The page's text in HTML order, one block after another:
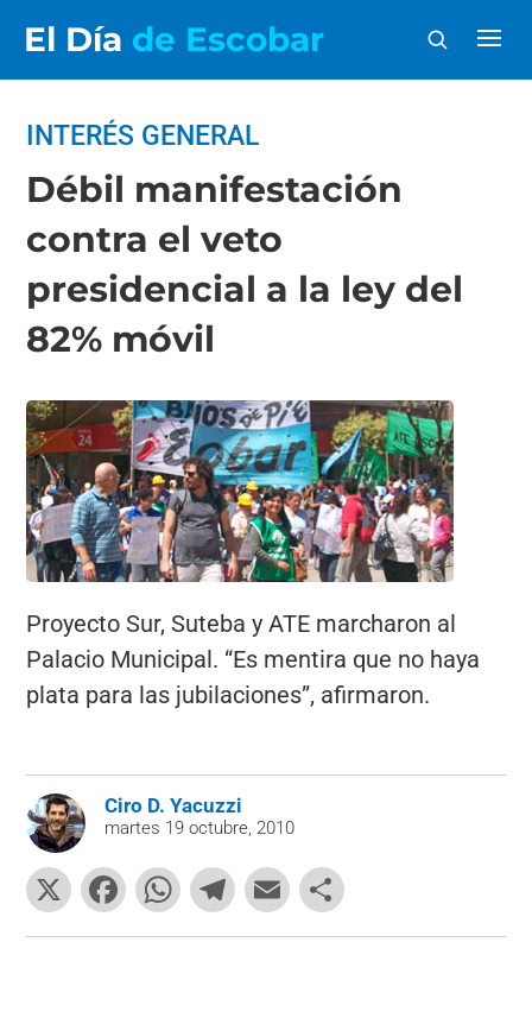
El Día de Escobar
INTERÉS GENERAL
Débil manifestación
contra el veto
presidencial a la ley del
82% móvil
Proyecto Sur, Suteba y ATE marcharon al
Palacio Municipal. “Es mentira que no haya
plata para las jubilaciones”, afirmaron.
Ciro D. Yacuzzi
martes 19 octubre, 2010
X
F
a
W
h
T
el
E
m o